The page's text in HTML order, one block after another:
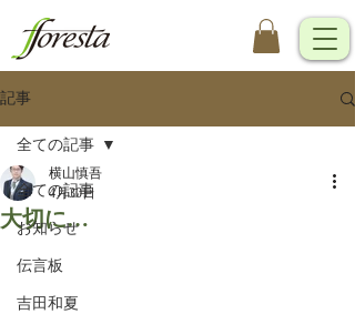
記事
全ての記事
お知らせ
伝言板
吉田和夏
全ての記事
大切に…
横山慎吾
4月30日